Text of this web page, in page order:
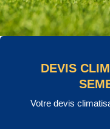
DEVIS
Votre devis